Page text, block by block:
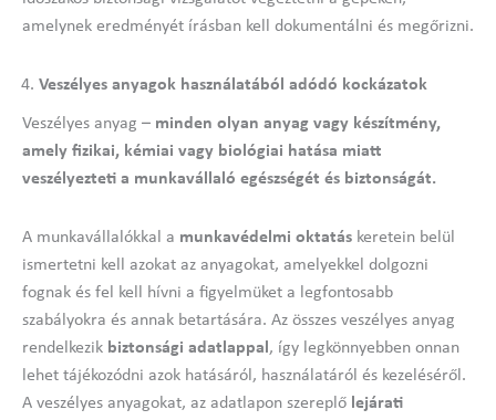
amelynek eredményét írásban kell dokumentálni és megőrizni.
Veszélyes anyagok használatából adódó kockázatok
Veszélyes anyag – minden olyan anyag vagy készítmény,
amely fizikai, kémiai vagy biológiai hatása miatt
veszélyezteti a munkavállaló egészségét és biztonságát.
A munkavállalókkal a munkavédelmi oktatás keretein belül
ismertetni kell azokat az anyagokat, amelyekkel dolgozni
fognak és fel kell hívni a figyelmüket a legfontosabb
szabályokra és annak betartására. Az összes veszélyes anyag
rendelkezik biztonsági adatlappal , így legkönnyebben onnan
lehet tájékozódni azok hatásáról, használatáról és kezeléséről.
A veszélyes anyagokat, az adatlapon szereplő lejárati